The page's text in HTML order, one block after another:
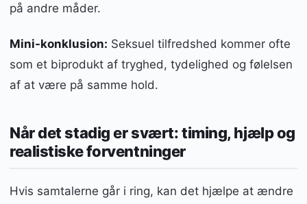
på andre måder.
Mini-konklusion: Seksuel tilfredshed kommer ofte
som et biprodukt af tryghed, tydelighed og følelsen
af at være på samme hold.
Når det stadig er svært: timing, hjælp og
realistiske forventninger
Hvis samtalerne går i ring, kan det hjælpe at ændre